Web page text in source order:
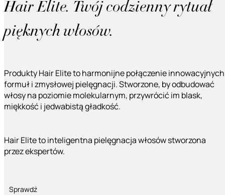
Hair Elite. Twój codzienny rytuał
pięknych włosów.
Produkty Hair Elite to harmonijne połączenie innowacyjnych
formuł i zmysłowej pielęgnacji. Stworzone, by odbudować
włosy na poziomie molekularnym, przywrócić im blask,
miękkość i jedwabistą gładkość.
Hair Elite to inteligentna pielęgnacja włosów stworzona
przez ekspertów.
Sprawdź